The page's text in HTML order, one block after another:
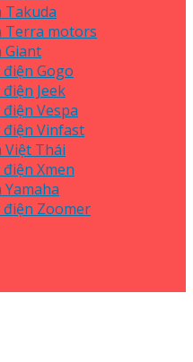
Takuda
Terra motors
Giant
điện Gogo
Jeek
Vespa
điện Vinfast
Việt Thái
Xmen
Yamaha
điện Zoomer